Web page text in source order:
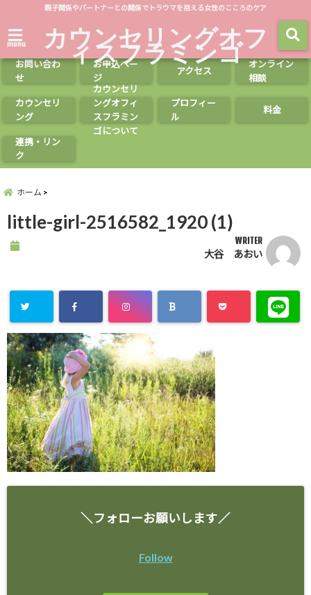
親子関係やパートナーとの関係でトラウマを抱える女性のこころのケア
menu カウンセリングオフ
ィスフラミンゴ
お問い合わ
せ
お申込ペー
ジ
アクセス
オンライン
相談
カウンセリ
ング
カウンセリ
ングオフィ
スフラミン
ゴについて
プロフィー
ル
料金
連携・リン
ク
ホーム
little-girl-2516582_1920 (1)
WRITER
大谷 あおい
＼フォローお願いします／
Follow